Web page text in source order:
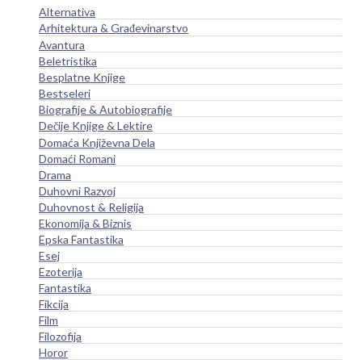
Alternativa
Arhitektura & Građevinarstvo
Avantura
Beletristika
Besplatne Knjige
Bestseleri
Biografije & Autobiografije
Dečije Knjige & Lektire
Domaća Književna Dela
Domaći Romani
Drama
Duhovni Razvoj
Duhovnost & Religija
Ekonomija & Biznis
Epska Fantastika
Esej
Ezoterija
Fantastika
Fikcija
Film
Filozofija
Horor